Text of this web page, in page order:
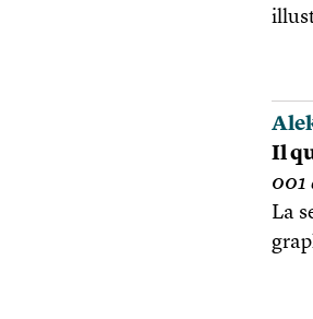
Il
001
La